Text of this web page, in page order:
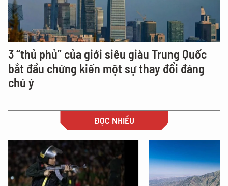
3 “thủ phủ” của giới siêu giàu Trung Quốc
bắt đầu chứng kiến một sự thay đổi đáng
chú ý
ĐỌC NHIỀU